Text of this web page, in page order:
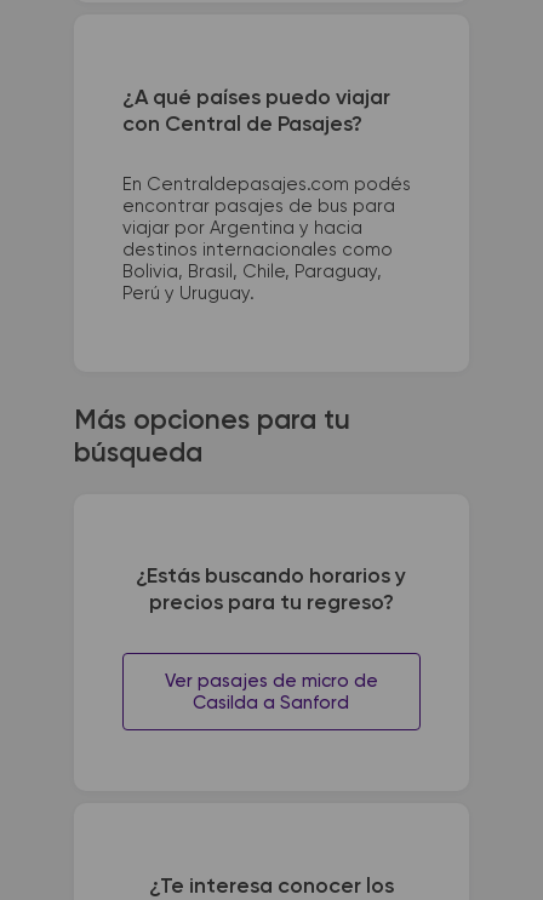
¿A qué países puedo viajar
con Central de Pasajes?
En Centraldepasajes.com podés
encontrar pasajes de bus para
viajar por Argentina y hacia
destinos internacionales como
Bolivia, Brasil, Chile, Paraguay,
Perú y Uruguay.
Más opciones para tu
búsqueda
¿Estás buscando horarios y
precios para tu regreso?
Ver pasajes de micro de
Casilda a Sanford
¿Te interesa conocer los